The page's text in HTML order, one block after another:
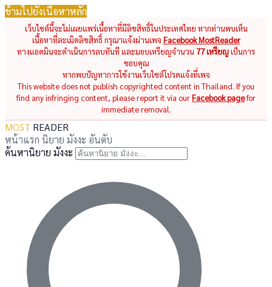
ข้ามไปยังเนื้อหาหลัก
เว็บไซต์นี้จะไม่เผยแพร่เนื้อหาที่มีลิขสิทธิ์ในประเทศไทย หากท่านพบเห็น
เนื้อหาที่ละเมิดลิขสิทธิ์ กรุณาแจ้งผ่านเพจ Facebook MostReader
ทางแอดมินจะดำเนินการลบทันที และมอบเหรียญจำนวน 77 เหรียญเป็นการ
ขอบคุณ
หากพบปัญหาการใช้งานเว็บไซต์โปรดแจ้งที่เพจ
This website does not publish copyrighted content in Thailand. If you
find any infringing content, please report it via ourFacebook pagefor
immediate removal.
MOST READER
หน้าแรก นิยาย มังงะ อันดับ
ค้นหานิยาย มังงะ